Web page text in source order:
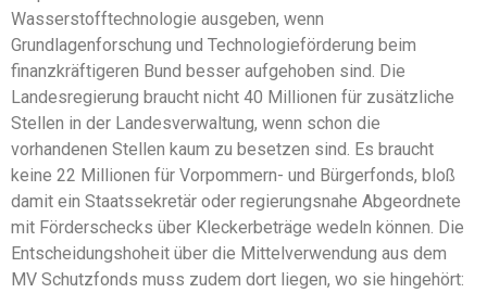
Wasserstofftechnologie ausgeben, wenn
Grundlagenforschung und Technologieförderung beim
finanzkräftigeren Bund besser aufgehoben sind. Die
Landesregierung braucht nicht 40 Millionen für zusätzliche
Stellen in der Landesverwaltung, wenn schon die
vorhandenen Stellen kaum zu besetzen sind. Es braucht
keine 22 Millionen für Vorpommern- und Bürgerfonds, bloß
damit ein Staatssekretär oder regierungsnahe Abgeordnete
mit Förderschecks über Kleckerbeträge wedeln können. Die
Entscheidungshoheit über die Mittelverwendung aus dem
MV Schutzfonds muss zudem dort liegen, wo sie hingehört: